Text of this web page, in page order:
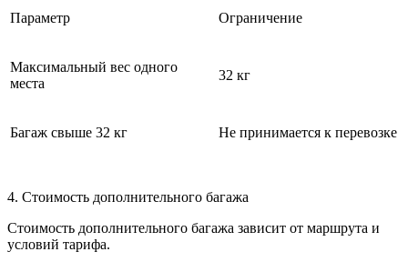
Параметр Ограничение
Максимальный вес одного
места
32 кг
Багаж свыше 32 кг Не принимается к перевозке
4. Стоимость дополнительного багажа
Стоимость дополнительного багажа зависит от маршрута и
условий тарифа.